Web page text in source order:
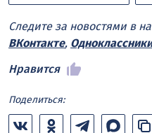
Следите за новостями в
ВКонтакте, Одноклассники
Нравится
Поделиться: